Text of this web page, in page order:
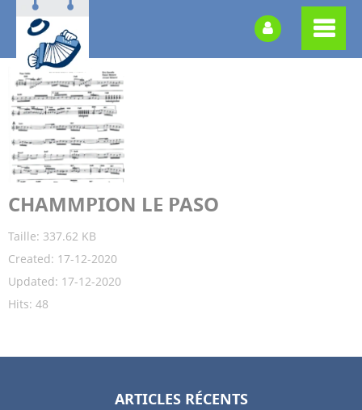
CHAMMPION LE PASO
Taille: 337.62 KB
Created: 17-12-2020
Updated: 17-12-2020
Hits: 48
ARTICLES RÉCENTS